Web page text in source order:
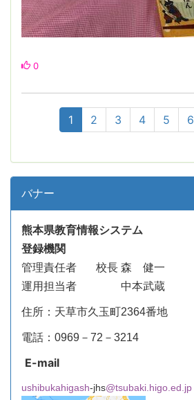
0
1 2 3 4 5 6
バナー
熊本県教育情報システム
登録機関
管理責任者 校長 森 健一
運用担当者 中本武蔵
住所：天草市久玉町2364番地
電話：0969－72－3214
E-mail
ushibukahigash-jhs@tsubaki.higo.ed.jp